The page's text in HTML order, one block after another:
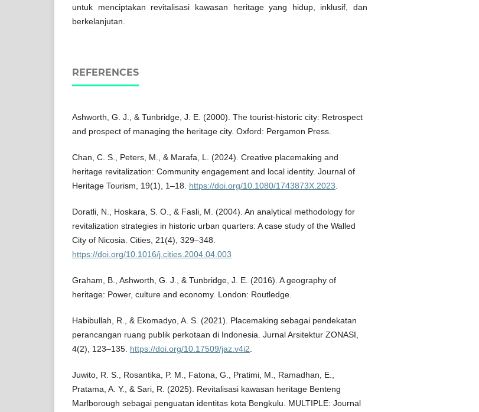
untuk menciptakan revitalisasi kawasan heritage yang hidup, inklusif, dan
berkelanjutan.
REFERENCES
Ashworth, G. J., & Tunbridge, J. E. (2000). The tourist-historic city: Retrospect
and prospect of managing the heritage city. Oxford: Pergamon Press.
Chan, C. S., Peters, M., & Marafa, L. (2024). Creative placemaking and
heritage revitalization: Community engagement and local identity. Journal of
Heritage Tourism, 19(1), 1–18. https://doi.org/10.1080/1743873X.2023.
Doratli, N., Hoskara, S. O., & Fasli, M. (2004). An analytical methodology for
revitalization strategies in historic urban quarters: A case study of the Walled
City of Nicosia. Cities, 21(4), 329–348.
https://doi.org/10.1016/j.cities.2004.04.003
Graham, B., Ashworth, G. J., & Tunbridge, J. E. (2016). A geography of
heritage: Power, culture and economy. London: Routledge.
Habibullah, R., & Ekomadyo, A. S. (2021). Placemaking sebagai pendekatan
perancangan ruang publik perkotaan di Indonesia. Jurnal Arsitektur ZONASI,
4(2), 123–135. https://doi.org/10.17509/jaz.v4i2.
Juwito, R. S., Rosantika, P. M., Fatona, G., Pratimi, M., Ramadhan, E.,
Pratama, A. Y., & Sari, R. (2025). Revitalisasi kawasan heritage Benteng
Marlborough sebagai penguatan identitas kota Bengkulu. MULTIPLE: Journal